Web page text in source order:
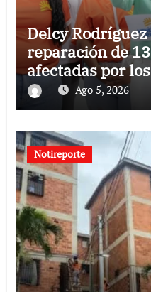
Delcy
reparación de
afectadas por
Ago 5, 2026
Notireporte